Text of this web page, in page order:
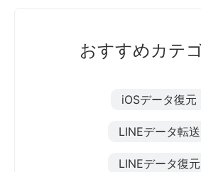
おすすめカテ
iOSデータ復元
LINEデータ転送
LINEデータ復元